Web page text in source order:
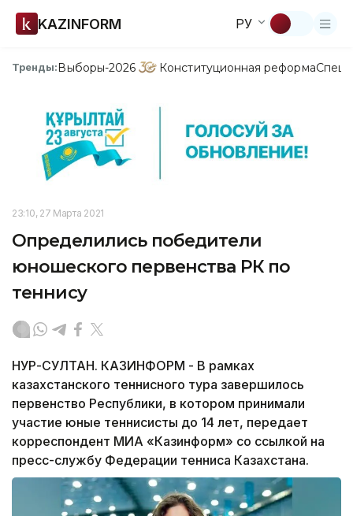
KAZINFORM РУ
Тренды:Выборы-2026 Конституционная реформа
23:10, 27 Марта 2021
Определились победители
юношеского первенства РК по
теннису
НУР-СУЛТАН. КАЗИНФОРМ - В рамках
казахстанского теннисного тура завершилось
первенство Республики, в котором принимали
участие юные теннисисты до 14 лет, передает
корреспондент МИА «Казинформ» со ссылкой на
пресс-службу Федерации тенниса Казахстана.